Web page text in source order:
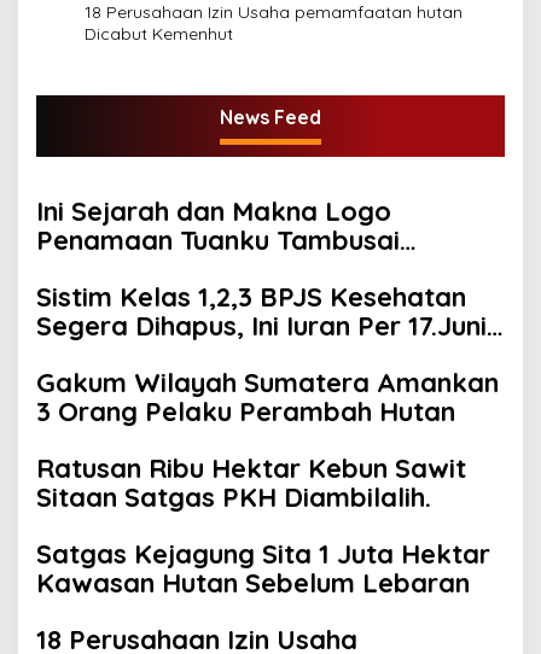
18 Perusahaan Izin Usaha pemamfaatan hutan
Dicabut Kemenhut
News Feed
Ini Sejarah dan Makna Logo
Penamaan Tuanku Tambusai
Sistim Kelas 1,2,3 BPJS Kesehatan
Segera Dihapus, Ini Iuran Per 17.Juni
Gakum Wilayah Sumatera Amankan
3 Orang Pelaku Perambah Hutan
Ratusan Ribu Hektar Kebun Sawit
Sitaan Satgas PKH Diambilalih.
Satgas Kejagung Sita 1 Juta Hektar
Kawasan Hutan Sebelum Lebaran
18 Perusahaan Izin Usaha